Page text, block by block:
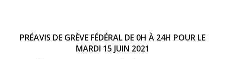
PRÉAVIS DE GRÈVE FÉDÉRAL DE 0H À 24H POUR LE
MARDI 15 JUIN 2021